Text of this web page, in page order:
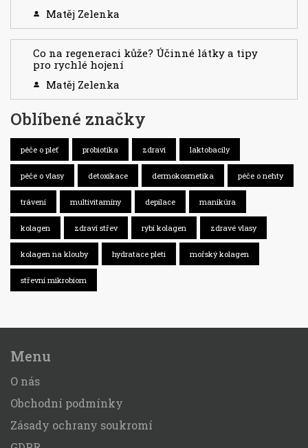
Matěj Zelenka
Co na regeneraci kůže? Účinné látky a tipy
pro rychlé hojení
Matěj Zelenka
Oblíbené značky
péče o pleť probiotika zdraví laktobacily
péče o vlasy detoxikace dermokosmetika péče o nehty
trávení multivitamíny depilace manikúra
kolagen zdraví střev rybí kolagen zdravé vlasy
kolagen na klouby hydratace pleti mořský kolagen
střevní mikrobiom
Menu
O nás
Obchodní podmínky
Zásady ochrany soukromí